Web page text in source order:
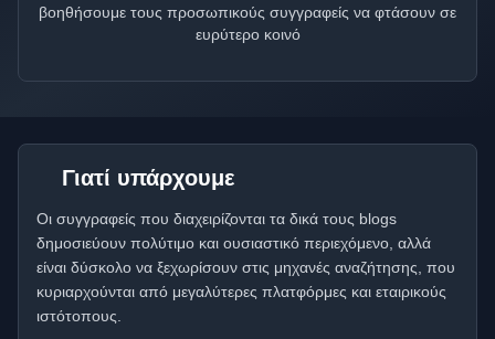
βοηθήσουμε τους προσωπικούς συγγραφείς να φτάσουν σε
ευρύτερο κοινό
Γιατί υπάρχουμε
Οι συγγραφείς που διαχειρίζονται τα δικά τους blogs
δημοσιεύουν πολύτιμο και ουσιαστικό περιεχόμενο, αλλά
είναι δύσκολο να ξεχωρίσουν στις μηχανές αναζήτησης, που
κυριαρχούνται από μεγαλύτερες πλατφόρμες και εταιρικούς
ιστότοπους.